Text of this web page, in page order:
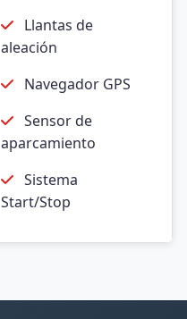
aleación
Navegador GPS
aparcamiento
Start/Stop